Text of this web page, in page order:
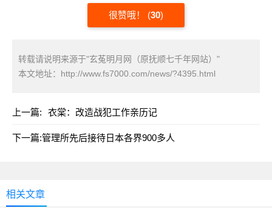
很赞哦！ (30)
转载请说明来源于"玄菟明月网（原抚顺七千年网站）"
本文地址： http://www.fs7000.com/news/?4395.html
上一篇: 衣棠：改造战犯工作亲历记
下一篇:管理所先后接待日本各界900多人
相关文章